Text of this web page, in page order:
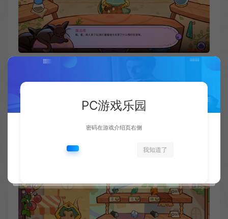
PC游戏乐园
密码在游戏介绍页右侧
我知道了